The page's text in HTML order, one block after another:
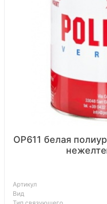
OP611 белая
Артикул
Вид